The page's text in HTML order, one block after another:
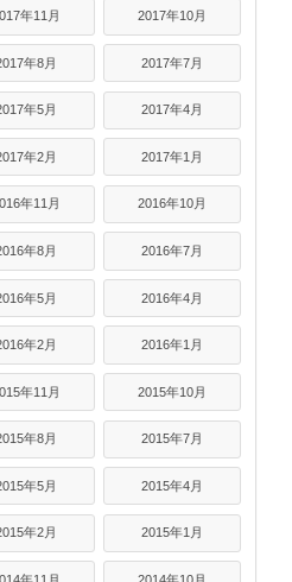
年11月 2017年10月
年8月 2017年7月
年5月 2017年4月
年2月 2017年1月
年11月 2016年10月
年8月 2016年7月
年5月 2016年4月
年2月 2016年1月
年11月 2015年10月
年8月 2015年7月
年5月 2015年4月
年2月 2015年1月